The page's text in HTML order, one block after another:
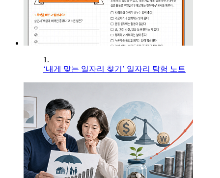
1.
‘내게 맞는 일자리 찾기’ 일자리 탐험 노트